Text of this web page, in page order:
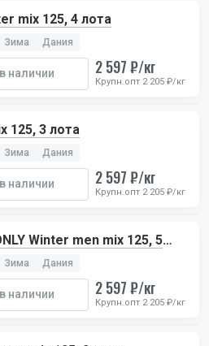
mix 125, 4 лота
Зима Дания
наличии 2 597 ₽/кг
Крупн.опт 2 205 ₽/кг
125, 3 лота
Зима Дания
наличии 2 597 ₽/кг
Крупн.опт 2 205 ₽/кг
Winter men mix 125, 5
Зима Дания
наличии 2 597 ₽/кг
Крупн.опт 2 205 ₽/кг